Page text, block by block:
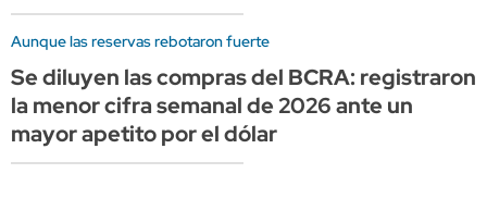
Aunque las reservas rebotaron fuerte
Se diluyen las compras del BCRA: registraron
la menor cifra semanal de 2026 ante un
mayor apetito por el dólar